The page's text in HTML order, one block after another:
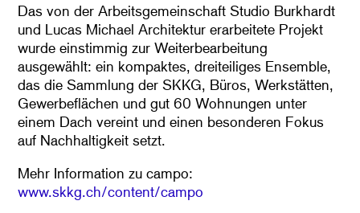
Das von der Arbeitsgemeinschaft Studio Burkhardt
und Lucas Michael Architektur erarbeitete Projekt
wurde einstimmig zur Weiterbearbeitung
ausgewählt: ein kompaktes, dreiteiliges Ensemble,
das die Sammlung der SKKG, Büros, Werkstätten,
Gewerbeflächen und gut 60 Wohnungen unter
einem Dach vereint und einen besonderen Fokus
auf Nachhaltigkeit setzt.
Mehr Information zu campo:
www.skkg.ch/content/campo